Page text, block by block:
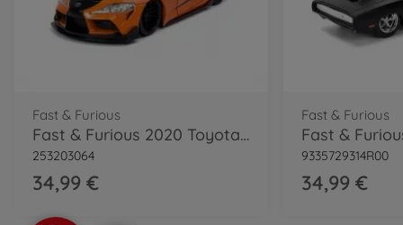
Fast & Furious
Fast & Furious 2020 Toyota Supra 1:24
253203064
34,99 €
Fast & Furious
9335729314R00
34,99 €